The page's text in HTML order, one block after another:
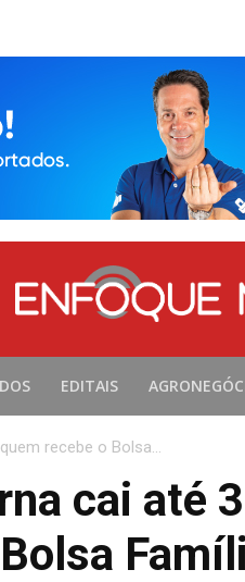
EDITAIS
recebe o Bolsa...
cai até